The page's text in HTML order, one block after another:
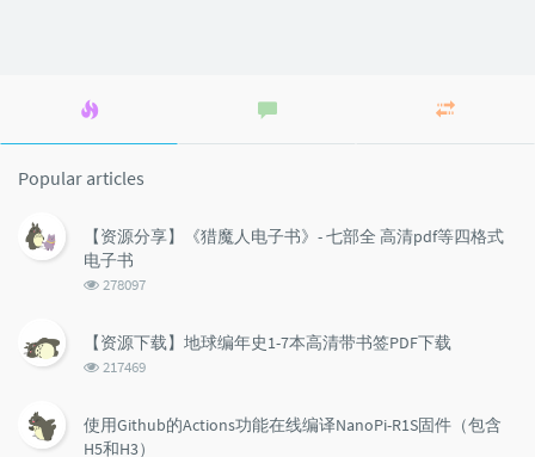
Popular articles
【资源分享】《猎魔人电子书》- 七部全 高清pdf等四格式
电子书
浏
数:
278097
【资源下载】地球编年史1-7本高清带书签PDF下载
浏
数:
217469
使用Github的Actions功能在线编译NanoPi-R1S固件（包含
H5和H3）